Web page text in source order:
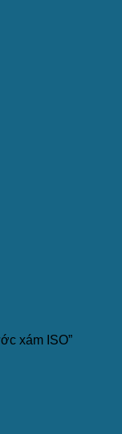
xám ISO”